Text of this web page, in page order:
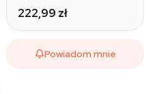
222,99 zł
Powiadom mnie